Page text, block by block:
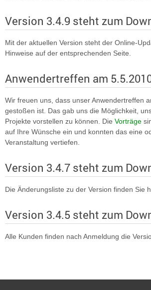
Version 3.4.9 steht zum
Mit der aktuellen Version steht der Online-
Hinweise auf der entsprechenden Seite.
Anwendertreffen am
Wir freuen uns, dass unser Anwendertreffen
gestoßen ist. Das gab uns die Möglichkeit,
Projekte vorstellen zu können. Die Vorträge
auf Ihre Wünsche ein und konnten das eine
Veranstaltung vertiefen.
Version 3.4.7 steht zum
Die Änderungsliste zu der Version finden Sie
Version 3.4.5 steht zum
Alle Kunden finden nach Anmeldung die